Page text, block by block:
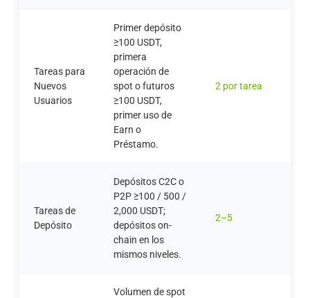
Tareas para
Nuevos
Usuarios
Primer depósito
≥100 USDT,
primera
operación de
spot o futuros
≥100 USDT,
primer uso de
Earn o
Préstamo.
2 por tarea
Tareas de
Depósito
Depósitos C2C o
P2P ≥100 / 500 /
2,000 USDT;
depósitos on-
chain en los
mismos niveles.
2–5
Volumen de spot